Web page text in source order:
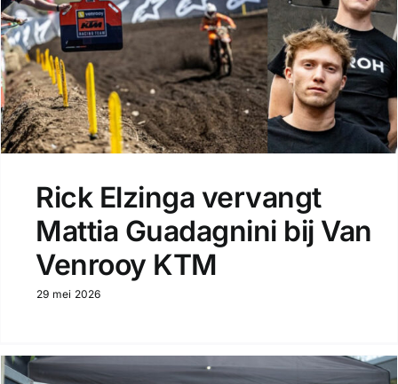
Rick Elzinga vervangt
Mattia Guadagnini bij Van
Venrooy KTM
29 mei 2026